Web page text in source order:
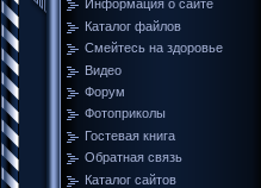
Информация о сайте
Каталог файлов
Смейтесь на здоровье
Видео
Форум
Фотоприколы
Гостевая книга
Обратная связь
Каталог сайтов